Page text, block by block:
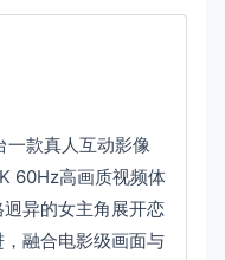
一款真人互动影像
60Hz高画质视频体
异的女主角展开恋
融合电影级画面与